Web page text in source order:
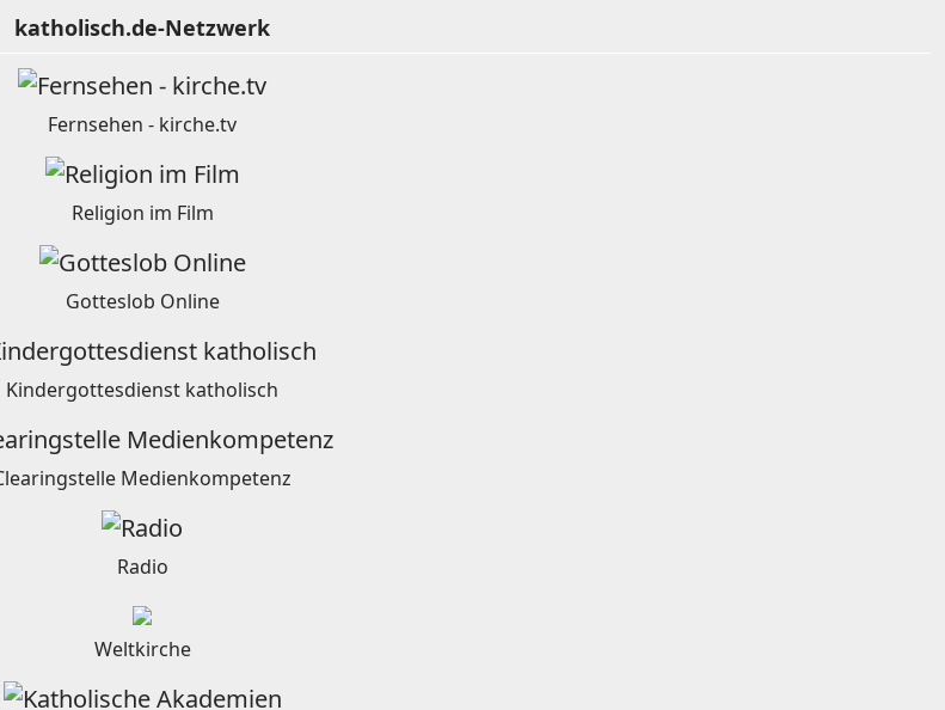
katholisch.de-Netzwerk
Fernsehen - kirche.tv
Religion im Film
Gotteslob Online
Kindergottesdienst katholisch
Medienkompetenz
Radio
Weltkirche